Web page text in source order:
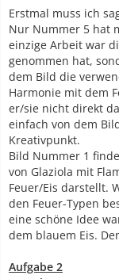
Erstmal muss ich
Nur Nummer 5 hat
einzige Arbeit war
genommen hat,
dem Bild die
Harmonie mit dem
er/sie nicht direkt
einfach von dem
Kreativpunkt.
Bild Nummer 1
von Glaziola mit
Feuer/Eis darstellt.
den Feuer-Typen
eine schöne Idee
dem blauem Eis.
Aufgabe 2